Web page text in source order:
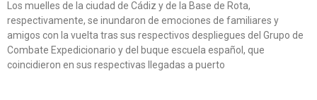
Los muelles de la ciudad de Cádiz y de la Base de Rota,
respectivamente, se inundaron de emociones de familiares y
amigos con la vuelta tras sus respectivos despliegues del Grupo de
Combate Expedicionario y del buque escuela español, que
coincidieron en sus respectivas llegadas a puerto